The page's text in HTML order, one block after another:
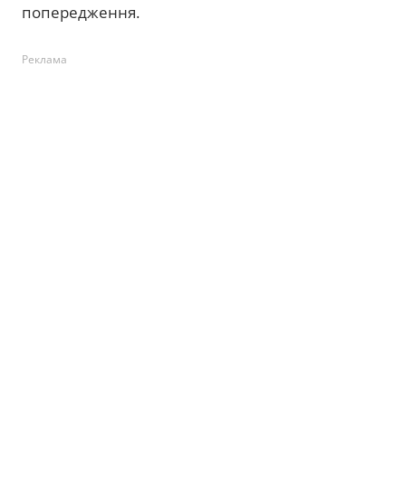
попередження.
Реклама